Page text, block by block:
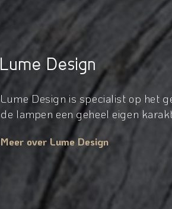
Lume Design
Lume Design is specialist op het
de lampen een geheel eigen
Meer over Lume Design